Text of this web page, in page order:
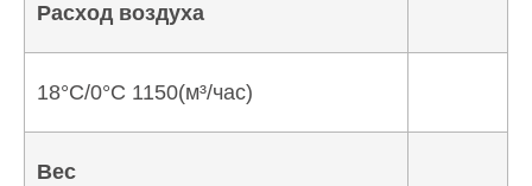
Расход воздуха
18°C/0°C 1150(м³/час)
Вес